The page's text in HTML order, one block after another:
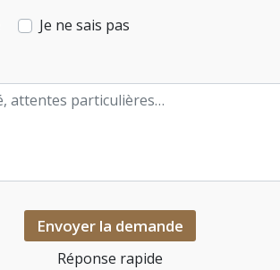
Je ne sais pas
Envoyer la demande
Réponse rapide